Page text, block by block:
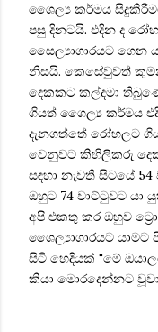
ශෛල්‍ය කර්මය
පසු දිනටයි. එදින ද
සෛල්‍යාගාරයට ගෙන
නිසයි. කෙසේවුවත්
දෙකකට කල්දමා
ගියත් ශෛල්‍ය කර්මය
දැනගත්තේ රෝහලට
වෙනුවට කිහිලිකරු
සඳහා නැවතී සිටයේ
ඔහුට 74 වාට්ටුවට
අපි එකතු කර ඔහුව
ශෛල්‍යාගාරයට
සිටි හෙදියක් "මේ
කියා මොරදෙන්නට